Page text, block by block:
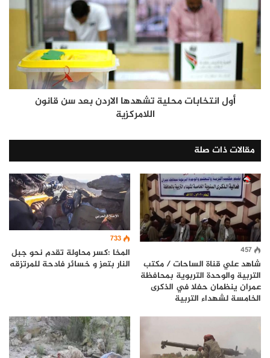
أول انتخابات محلية تشهدها الاردن بعد سن قانون
اللامركزية
مقالات ذات صلة
457
شاهد علي قناة الساحات / مكتب
التربية والوحدة التربوية بمحافظة
عمران ينظمان حفلا في الذكرى
الخامسة لشهداء التربية
733
المخا :كسر محاولة تقدم نحو جبل
النار بتعز و خسائر فادحة للمرتزقه